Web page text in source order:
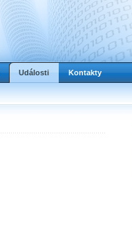
Události Kontakty